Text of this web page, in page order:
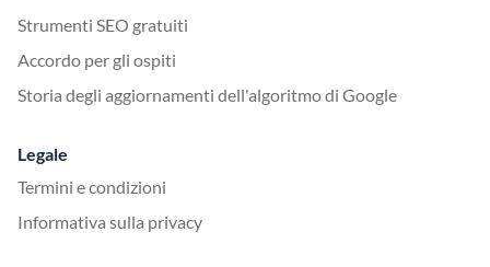
Strumenti SEO gratuiti
Accordo per gli ospiti
Storia degli aggiornamenti dell'algoritmo di Google
Legale
Termini e condizioni
Informativa sulla privacy